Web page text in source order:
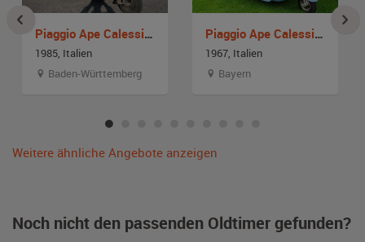
Piaggio Ape Calessino
1985, Italien
Baden-Württemberg
Piaggio Ape Calessino
1967, Italien
Bayern
Weitere ähnliche Angebote anzeigen
Noch nicht den passenden Oldtimer gefunden?